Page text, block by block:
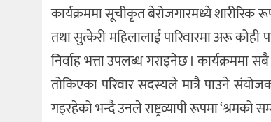
कार्यक्रममा सूचीकृत बेरोजगारमध्ये शारीरिक
तथा सुत्केरी महिलालाई पारिवारमा अरू कोही
निर्वाह भत्ता उपलब्ध गराइनेछ ।
तोकिएका परिवार सदस्यले मात्रै पाउने
गइरहेको भन्दै उनले राष्ट्रव्यापी रूपमा ‘श्रमको